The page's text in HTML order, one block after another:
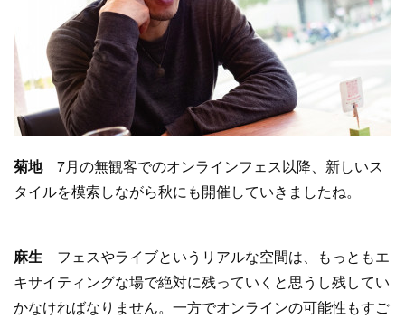
菊地7月の無観客でのオンラインフェス以降、新しいス
タイルを模索しながら秋にも開催していきましたね。
麻生 フェスやライブというリアルな空間は、もっともエ
キサイティングな場で絶対に残っていくと思うし残してい
かなければなりません。一方でオンラインの可能性もすご